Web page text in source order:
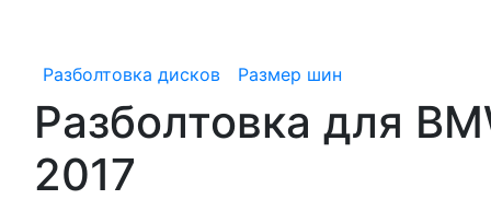
Разболтовка дисков Размер шин
Разболтовка для
2017